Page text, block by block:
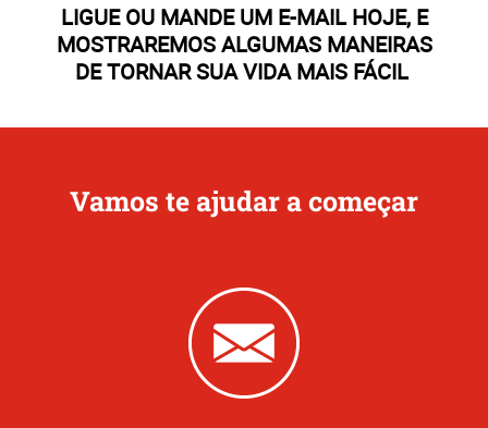
LIGUE OU MANDE UM E-MAIL HOJE, E
MOSTRAREMOS ALGUMAS MANEIRAS
DE TORNAR SUA VIDA MAIS FÁCIL
Vamos te ajudar a começar